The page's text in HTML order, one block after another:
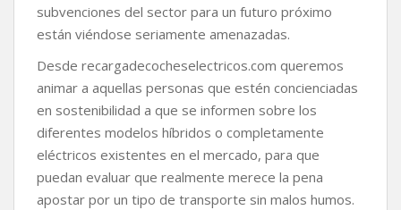
subvenciones del sector para un futuro próximo
están viéndose seriamente amenazadas.
Desde recargadecocheselectricos.com queremos
animar a aquellas personas que estén concienciadas
en sostenibilidad a que se informen sobre los
diferentes modelos híbridos o completamente
eléctricos existentes en el mercado, para que
puedan evaluar que realmente merece la pena
apostar por un tipo de transporte sin malos humos.